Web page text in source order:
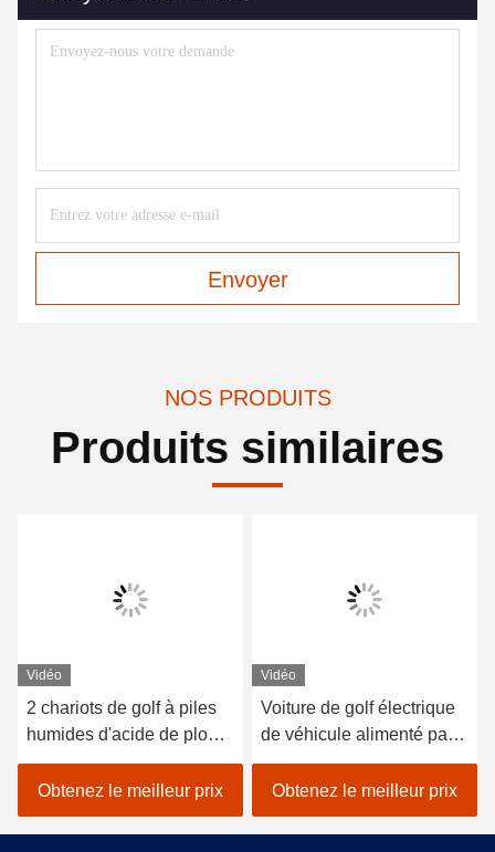
Envoyer
NOS PRODUITS
Produits similaires
Vidéo
2 chariots de golf à piles
humides d'acide de plomb
de sièges/golf avec des
erreurs électrique de
voiture
Obtenez le meilleur prix
Vidéo
Voiture de golf électrique
de véhicule alimenté par
batterie au lithium 48V
EXCAR A1S6 + 2 blanc
Obtenez le meilleur prix